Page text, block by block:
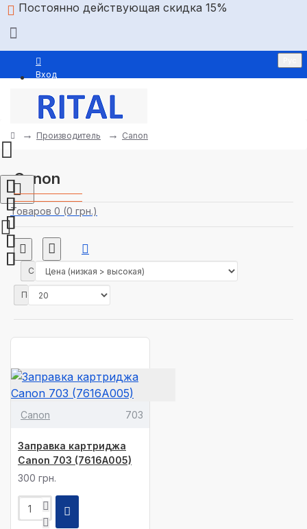
Постоянно действующая скидка 15%
Вход
Регистрация
Товаров 0 (0 грн.)
Производитель Canon
Canon
Сортировка:
Показать:
Canon 703
Заправка картриджа
Canon 703 (7616A005)
300 грн.